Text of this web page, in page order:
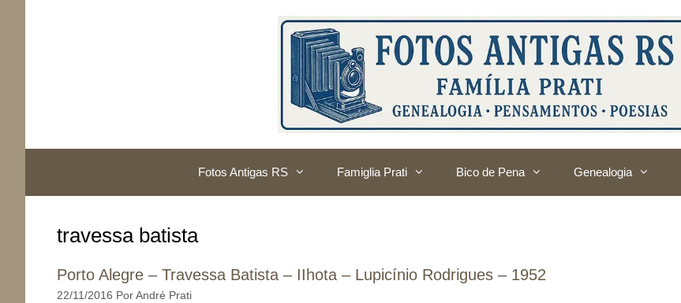
Fotos Antigas RS Famiglia Prati Bico de Pena Genealogia
travessa batista
Porto Alegre – Travessa Batista – IIhota – Lupicínio Rodrigues – 1952
22/11/2016 Por André Prati